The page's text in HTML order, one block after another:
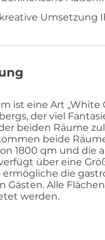
Umsetzung
ist eine Art „White
der viel
beiden Räume
beide
1800 qm und die
über eine
ermögliche die
Gästen. Alle
werden.